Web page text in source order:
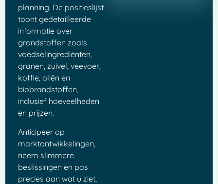
planning. De positieslijst
toont gedetailleerde
informatie over
grondstoffen zoals
voedselingrediënten,
granen, zuivel, veevoer,
koffie, oliën en
biobrandstoffen,
inclusief hoeveelheden
en prijzen.
Anticipeer op
marktontwikkelingen,
neem slimmere
beslissingen en pas
precies aan wat u ziet,